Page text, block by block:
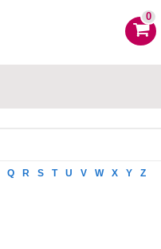
0
Q R S T U V W X Y Z